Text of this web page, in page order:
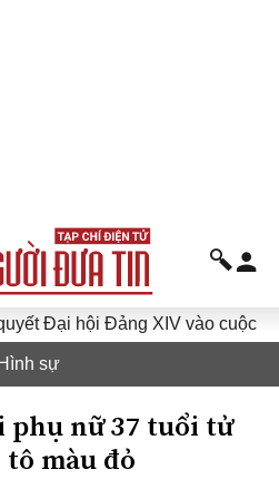
hội Đảng XIV vào cuộc sống
sự
phụ nữ 37 tuổi tử
màu đỏ